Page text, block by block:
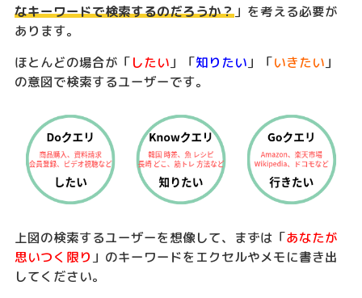
なキーワードで検索するのだろうか？」を考える必要が
あります。
ほとんどの場合が「したい 」「知りたい 」「いきたい 」
の意図で検索するユーザーです。
上図の検索するユーザーを想像して、まずは「あなたが
思いつく限り 」のキーワードをエクセルやメモに書き出
してください。